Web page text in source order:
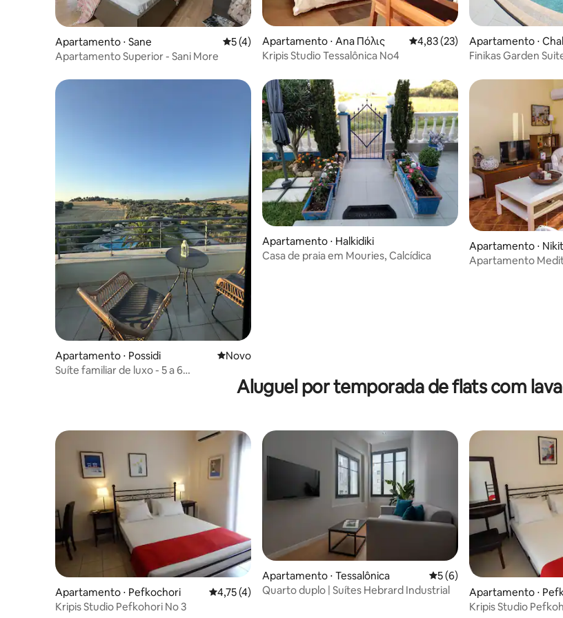
Apartamento ⋅ Sane 5 de uma avaliação média de 5, 4 avaliações
5 (4)
Apartamento Superior - Sani More
Apartamento ⋅ Ana Πόλις 4,83 de uma avaliação média de
4,83 (23)
Kripis Studio Tessalônica No4
Apartamento ⋅
Finikas Garden
Apartamento ⋅ Possidi Novo lugar para ficar
Novo
Suíte familiar de luxo - 5 a 6
Apartamento ⋅ Halkidiki
Casa de praia em Mouries, Calcídica
Apartamento ⋅
Apartamento
Aluguel por temporada de flats com
Apartamento ⋅ Pefkochori 4,75 de uma avaliação média de 5, 4 avaliações
4,75 (4)
Kripis Studio Pefkohori No 3
Apartamento ⋅ Tessalônica 5 de uma avaliação média
5 (6)
Quarto duplo | Suítes Hebrard Industrial
Apartamento ⋅
Kripis Studio